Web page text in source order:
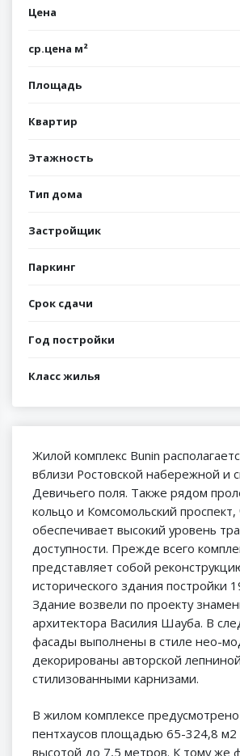
Цена
ср.цена м²
Площадь
Квартир
Этажность
Тип дома
Застройщик
Паркинг
Срок сдачи
Год постройки
Класс жилья
Жилой комплекс Bunin
вблизи Ростовской набережной и
Девичьего поля. Также рядом
кольцо и Комсомольский проспект,
обеспечивает высокий уровень
доступности. Прежде всего
представляет собой
исторического здания постройки
Здание возвели по проекту
архитектора Василия Шауба. В
фасады выполнены в стиле нео-
декорированы авторской
стилизованными карнизами.
В жилом комплексе
пентхаусов площадью 65-324,8 м2
высотой до 7,5 метров. К тому же